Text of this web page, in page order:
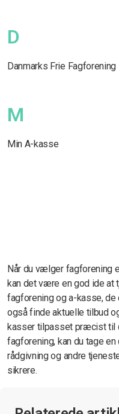
D
Danmarks Frie Fagforening
M
Min A-kasse
Når du vælger fagforening
kan det være en god ide at
fagforening og a-kasse,
også finde aktuelle tilbud
kasser tilpasset præcist til
fagforening, kan du tage
rådgivning og andre
sikrere.